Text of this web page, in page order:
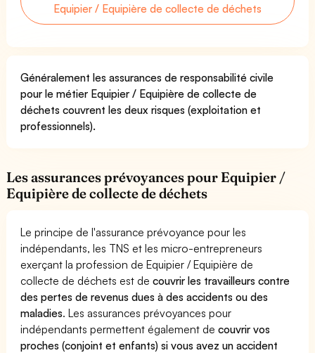
Equipier / Equipière de collecte de déchets
Généralement les assurances de responsabilité civile
pour le métier Equipier / Equipière de collecte de
déchets couvrent les deux risques (exploitation et
professionnels).
Les assurances prévoyances pour Equipier /
Equipière de collecte de déchets
Le principe de l'assurance prévoyance pour les
indépendants, les TNS et les micro-entrepreneurs
exerçant la profession de Equipier / Equipière de
collecte de déchets est decouvrir les travailleurs contre
des pertes de revenus dues à des accidents ou des
maladies. Les assurances prévoyances pour
indépendants permettent également decouvrir vos
proches (conjoint et enfants) si vous avez un accident